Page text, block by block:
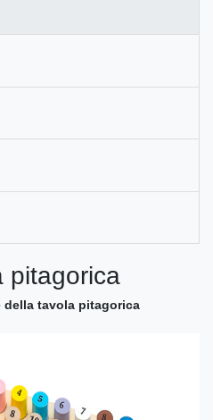
pitagorica
della tavola pitagorica